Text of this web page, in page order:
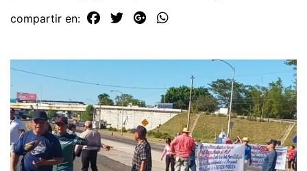
compartir en: